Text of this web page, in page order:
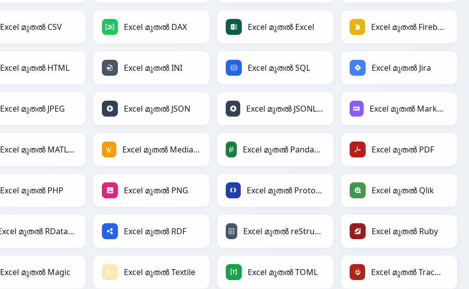
Excel മുതൽ CSV Excel മുതൽ DAX Excel മുതൽ Excel Excel മുതൽ Firebase
Excel മുതൽ HTML Excel മുതൽ INI Excel മുതൽ SQL Excel മുതൽ Jira
Excel മുതൽ JPEG Excel മുതൽ JSON Excel മുതൽ JSONLines Excel മുതൽ Markdown
Excel മുതൽ MATLAB Excel മുതൽ MediaWiki Excel മുതൽ PandasDataFrame Excel മുതൽ PDF
Excel മുതൽ PHP Excel മുതൽ PNG Excel മുതൽ Protobuf Excel മുതൽ Qlik
Excel മുതൽ RDataFrame Excel മുതൽ RDF Excel മുതൽ reStructuredText Excel മുതൽ Ruby
Excel മുതൽ Magic Excel മുതൽ Textile Excel മുതൽ TOML Excel മുതൽ TracWiki